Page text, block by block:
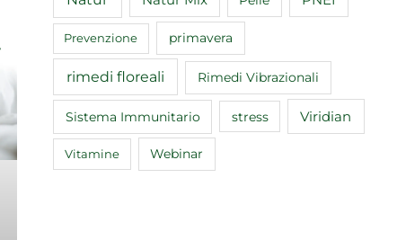
Prevenzione primavera
rimedi floreali Rimedi Vibrazionali
Sistema Immunitario stress Viridian
Vitamine Webinar